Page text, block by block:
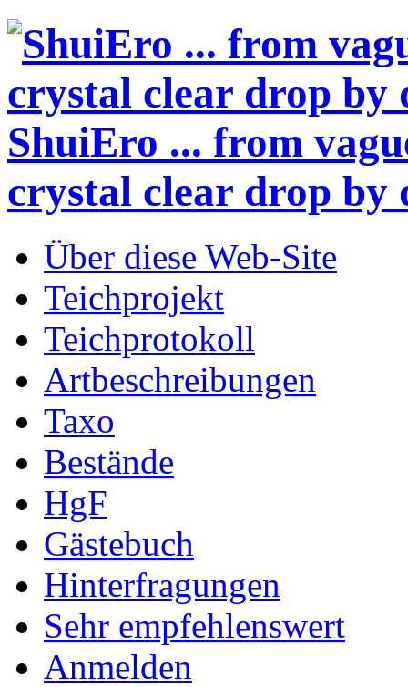
ShuiEro ... from
crystal clear drop by
Über diese Web-Site
Teichprojekt
Teichprotokoll
Artbeschreibungen
Taxo
Bestände
HgF
Gästebuch
Hinterfragungen
Sehr empfehlenswert
Anmelden